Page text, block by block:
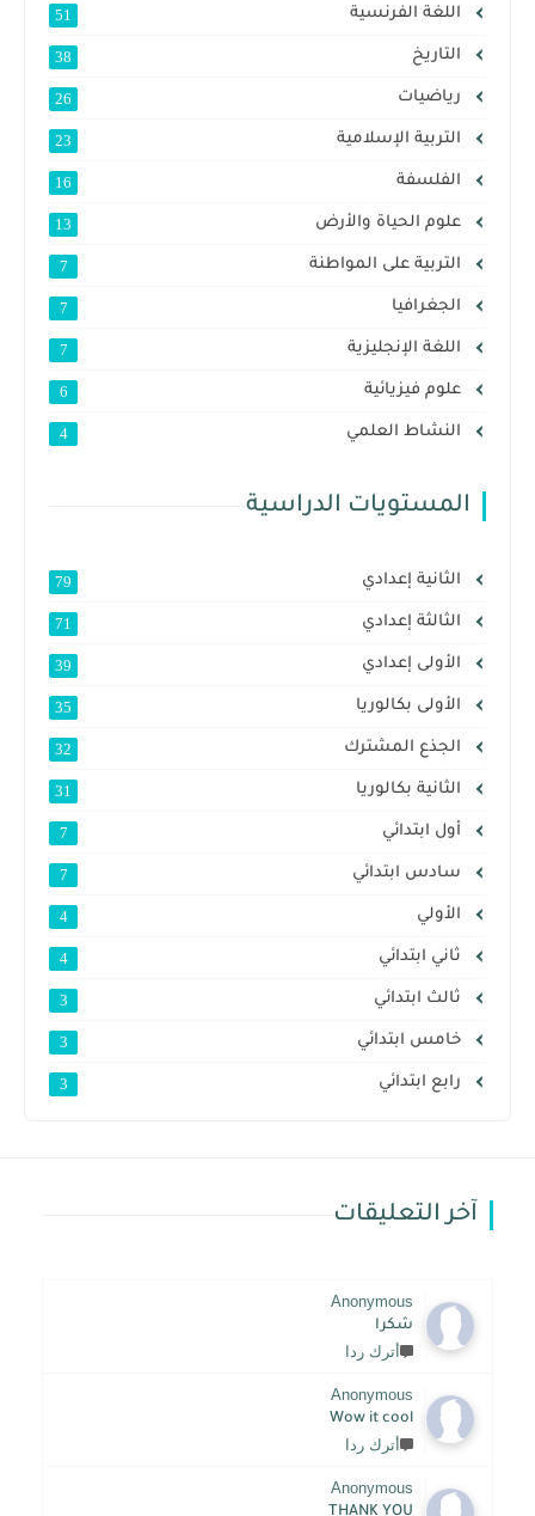
اللغة الفرنسية 51
التاريخ 38
رياضيات 26
التربية الإسلامية 23
الفلسفة 16
علوم الحياة والأرض 13
التربية على المواطنة 7
الجغرافيا 7
اللغة الإنجليزية 7
علوم فيزيائية 6
النشاط العلمي 4
المستويات الدراسية
الثانية إعدادي 79
الثالثة إعدادي 71
الأولى إعدادي 39
الأولى بكالوريا 35
الجذع المشترك 32
الثانية بكالوريا 31
أول ابتدائي 7
سادس ابتدائي 7
الأولي 4
ثاني ابتدائي 4
ثالث ابتدائي 3
خامس ابتدائي 3
رابع ابتدائي 3
آخر التعليقات
Anonymous
شكرا
أترك ردا
Anonymous
Wow it cool
أترك ردا
Anonymous
THANK YOU